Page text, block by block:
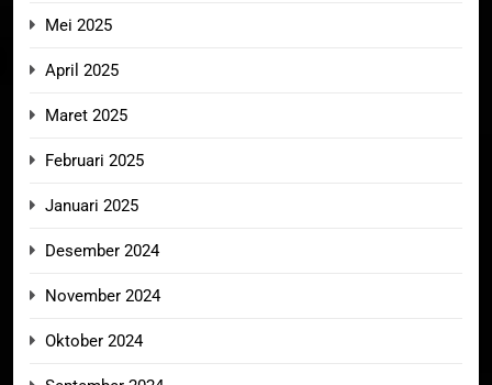
Mei 2025
April 2025
Maret 2025
Februari 2025
Januari 2025
Desember 2024
November 2024
Oktober 2024